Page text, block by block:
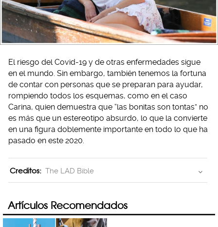
El riesgo del Covid-19 y de otras enfermedades sigue
en el mundo. Sin embargo, también tenemos la fortuna
de contar con personas que se preparan para ayudar,
rompiendo todos los esquemas, como en el caso
Carina, quien demuestra que “las bonitas son tontas” no
es más que un estereotipo absurdo, lo que la convierte
en una figura doblemente importante en todo lo que ha
pasado en este 2020.
Creditos: The LAD Bible
Artículos Recomendados